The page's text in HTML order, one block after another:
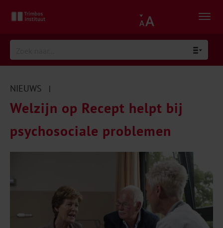
NIEUWS |
Welzijn op Recept helpt bij
psychosociale problemen